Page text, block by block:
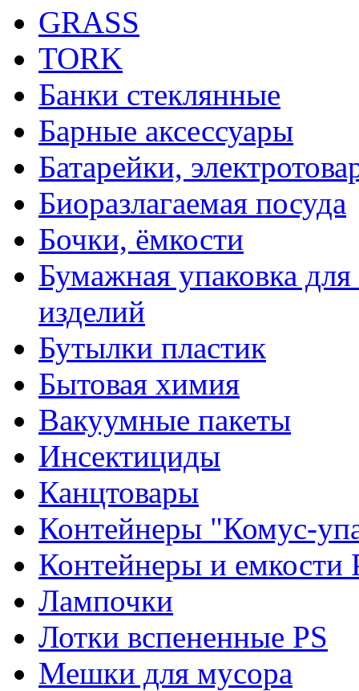
GRASS
TORK
Банки стеклянные
Барные аксессуары
Батарейки,
Биоразлагаемая посуда
Бочки, ёмкости
Бумажная упаковка
изделий
Бутылки пластик
Бытовая химия
Вакуумные пакеты
Инсектициды
Канцтовары
Контейнеры "Комус-
Контейнеры и емкости
Лампочки
Лотки вспененные PS
Мешки для мусора